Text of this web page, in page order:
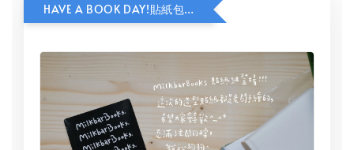
HAVE A BOOK DAY!貼紙包加價購